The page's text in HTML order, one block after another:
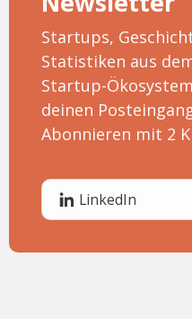
Startups,
Statistiken aus
Startup-
deinen
Abonnieren mit 2
LinkedIn